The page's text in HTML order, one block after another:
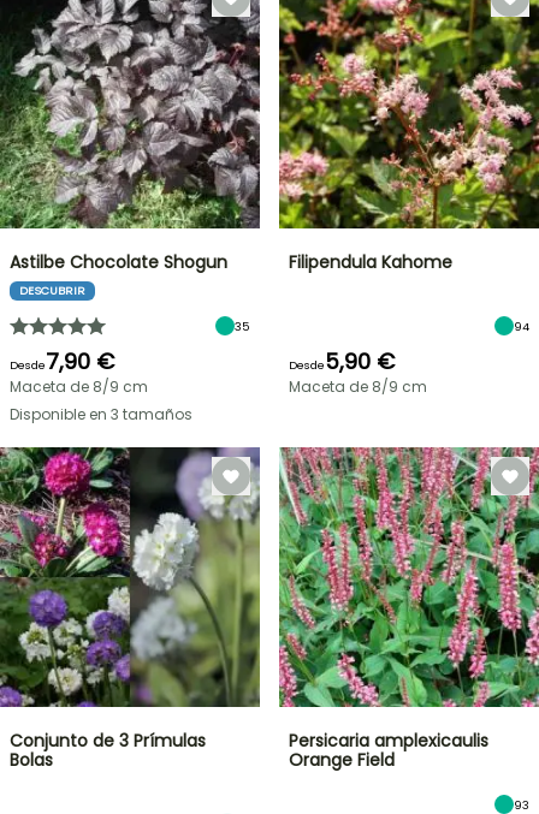
Astilbe Chocolate Shogun
DESCUBRIR
35
Desde7,90 €
Maceta de 8/9 cm
Disponible en 3 tamaños
Filipendula Kahome
94
Desde5,90 €
Maceta de 8/9 cm
Conjunto de 3 Prímulas
Bolas
Persicaria amplexicaulis
Orange Field
93